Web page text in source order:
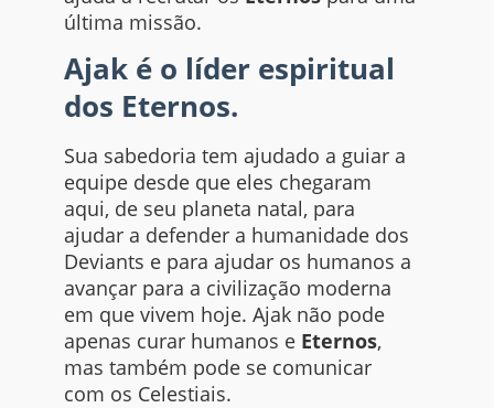
última missão.
Ajak é o líder espiritual
dos Eternos.
Sua sabedoria tem ajudado a guiar a
equipe desde que eles chegaram
aqui, de seu planeta natal, para
ajudar a defender a humanidade dos
Deviants e para ajudar os humanos a
avançar para a civilização moderna
em que vivem hoje. Ajak não pode
apenas curar humanos e Eternos,
mas também pode se comunicar
com os Celestiais.